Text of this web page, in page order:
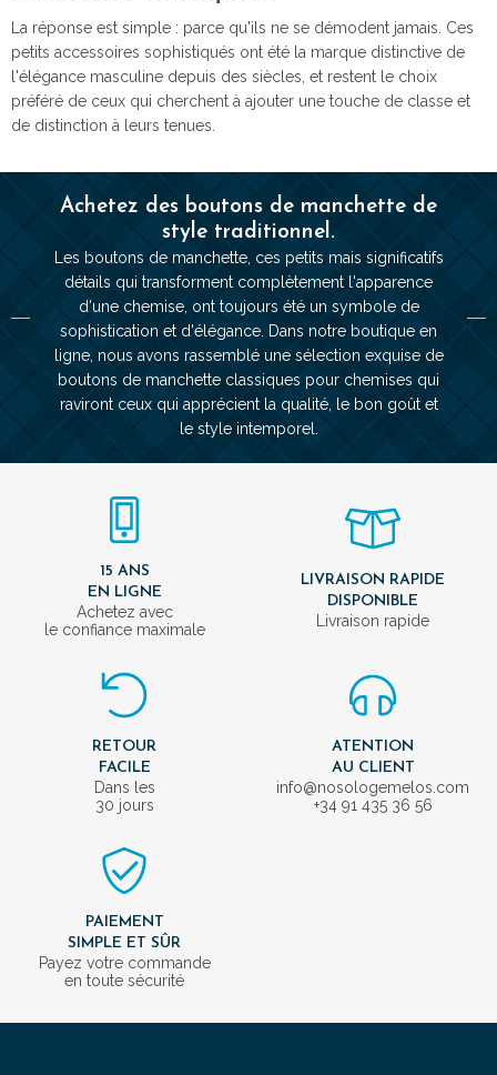
Achetez des boutons de manchette de
style traditionnel.
Les boutons de manchette, ces petits mais significatifs
détails qui transforment complètement l'apparence
d'une chemise, ont toujours été un symbole de
sophistication et d'élégance. Dans notre boutique en
ligne, nous avons rassemblé une sélection exquise de
boutons de manchette classiques pour chemises qui
raviront ceux qui apprécient la qualité, le bon goût et
le style intemporel.
La réponse est simple : parce qu'ils ne se démodent jamais. Ces
petits accessoires sophistiqués ont été la marque distinctive de
l'élégance masculine depuis des siècles, et restent le choix
préféré de ceux qui cherchent à ajouter une touche de classe et
de distinction à leurs tenues.
15 ANS
EN LIGNE
Achetez avec
le confiance maximale
LIVRAISON RAPIDE
DISPONIBLE
Livraison rapide
RETOUR
FACILE
Dans les
30 jours
ATENTION
AU CLIENT
info@nosologemelos.com
+34 91 435 36 56
PAIEMENT
SIMPLE ET SÛR
Payez votre commande
en toute sécurité